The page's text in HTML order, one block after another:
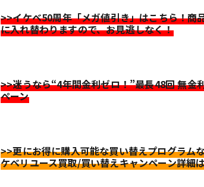
>>イケベ50周年「メガ値引き」はこちら！商
に入れ替わりますので、お見逃しなく！
>>迷うなら“4年間金利ゼロ！”最長48回 無金
ペーン
>>更にお得に購入可能な買い替えプログラム
ケベリユース買取/買い替えキャンペーン詳細